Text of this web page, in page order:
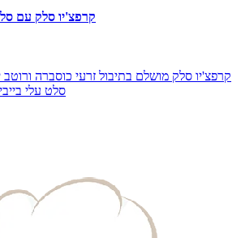
קרפצ'יו סלק עם
קרפצ'יו סלק מושלם בתיבול זרעי כוסברה ורוטב
סלט עלי